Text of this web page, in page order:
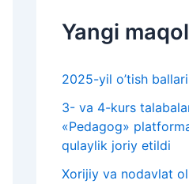
Yangi
2025-yil o’tish ballari
3- va 4-kurs
«Pedagog»
qulaylik joriy etildi
Xorijiy va nodavlat